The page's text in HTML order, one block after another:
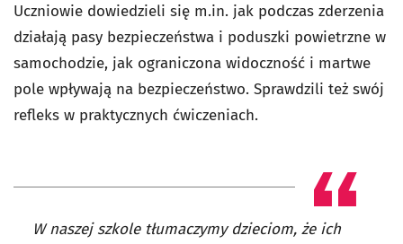
Uczniowie dowiedzieli się m.in. jak podczas zderzenia
działają pasy bezpieczeństwa i poduszki powietrzne w
samochodzie, jak ograniczona widoczność i martwe
pole wpływają na bezpieczeństwo. Sprawdzili też swój
refleks w praktycznych ćwiczeniach.
W naszej szkole tłumaczymy dzieciom, że ich